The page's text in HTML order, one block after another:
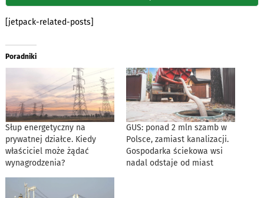
[jetpack-related-posts]
Poradniki
Słup energetyczny na
prywatnej działce. Kiedy
właściciel może żądać
wynagrodzenia?
GUS: ponad 2 mln szamb w
Polsce, zamiast kanalizacji.
Gospodarka ściekowa wsi
nadal odstaje od miast